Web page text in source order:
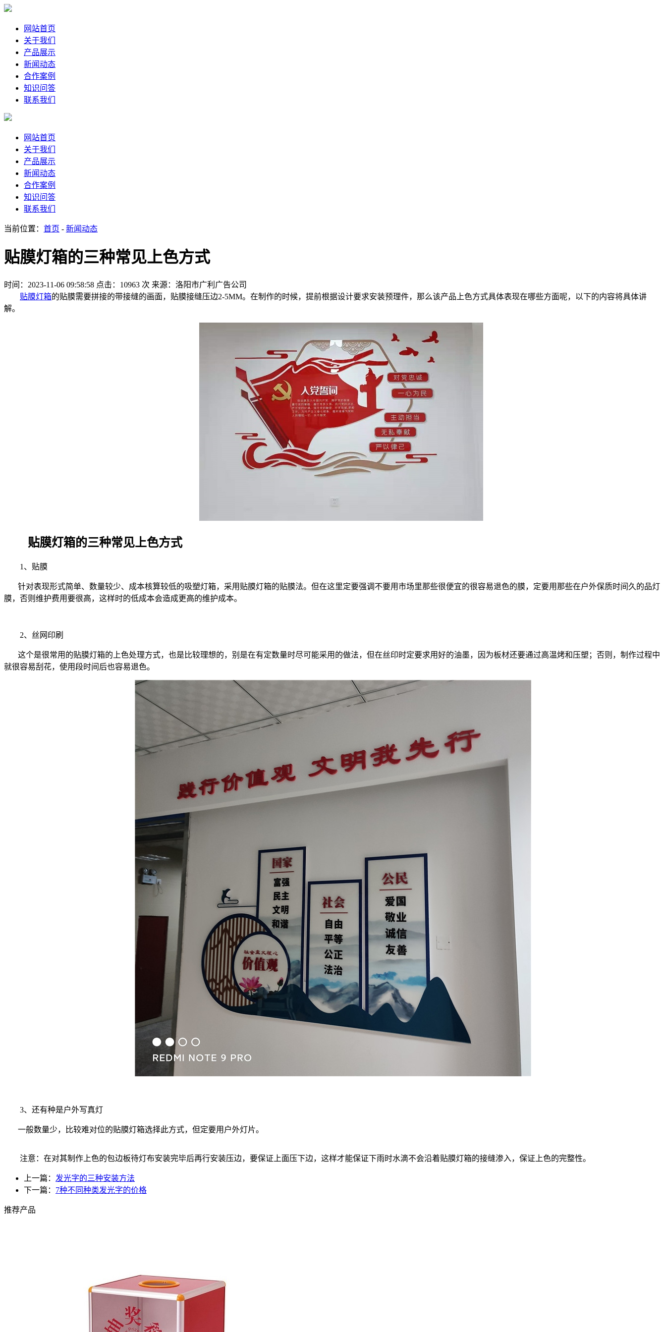
网站首页
关于我们
产品展示
新闻动态
合作案例
知识问答
联系我们
网站首页
关于我们
产品展示
新闻动态
合作案例
知识问答
联系我们
当前位置： 首页 - 新闻动态
贴膜灯箱的三种常见上色方式
时间：2023-11-06 09:58:58 点击：10963 次 来源：洛阳市广利广告公司
贴膜灯箱的贴膜需要拼接的带接缝的画面，贴膜接缝压边2-5MM。在制作的时候，提前根据设计要求安装预理件，那么该产品上色方式具体表现在哪些方面呢，以下的内容将具体讲
解。
贴膜灯箱的三种常见上色方式
1、贴膜
针对表现形式简单、数量较少、成本核算较低的吸塑灯箱，采用贴膜灯箱的贴膜法。但在这里定要强调不要用市场里那些很便宜的很容易退色的膜，定要用那些在户外保质时间久的品灯
膜，否则维护费用要很高，这样时的低成本会造成更高的维护成本。
2、丝网印刷
这个是很常用的贴膜灯箱的上色处理方式，也是比较理想的，别是在有定数量时尽可能采用的做法，但在丝印时定要求用好的油墨，因为板材还要通过高温烤和压塑；否则，制作过程中
就很容易刮花，使用段时间后也容易退色。
3、还有种是户外写真灯
一般数量少，比较难对位的贴膜灯箱选择此方式，但定要用户外灯片。
注意：在对其制作上色的包边板待灯布安装完毕后再行安装压边，要保证上面压下边，这样才能保证下雨时水滴不会沿着贴膜灯箱的接缝渗入，保证上色的完整性。
上一篇： 发光字的三种安装方法
下一篇： 7种不同种类发光字的价格
推荐产品